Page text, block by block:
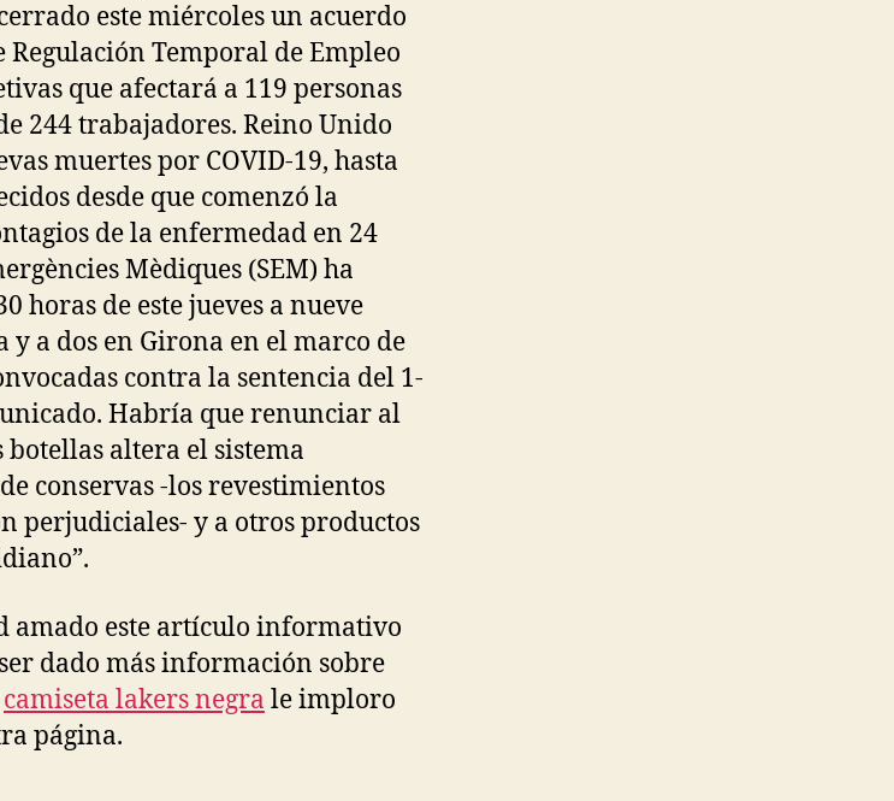
este miércoles un acuerdo
Regulación Temporal de Empleo
que afectará a 119 personas
244 trabajadores. Reino Unido
muertes por COVID-19, hasta
desde que comenzó la
de la enfermedad en 24
Mèdiques (SEM) ha
horas de este jueves a nueve
y a dos en Girona en el marco de
contra la sentencia del 1-
Habría que renunciar al
botellas altera el sistema
conservas -los revestimientos
perjudiciales- y a otros productos
amado este artículo informativo
dado más información sobre
camiseta lakers negra le imploro
página.